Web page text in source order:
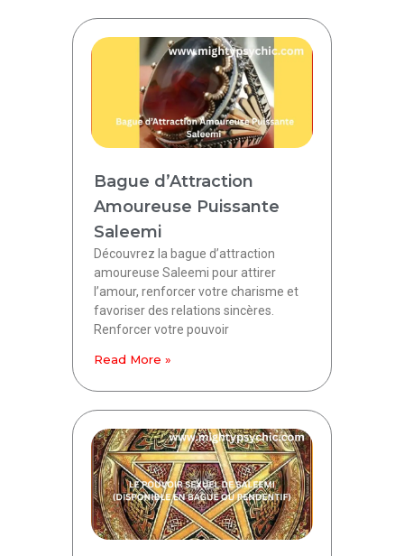
Bague d’Attraction
Amoureuse Puissante
Saleemi
Découvrez la bague d’attraction
amoureuse Saleemi pour attirer
l’amour, renforcer votre charisme et
favoriser des relations sincères.
Renforcer votre pouvoir
Read More »